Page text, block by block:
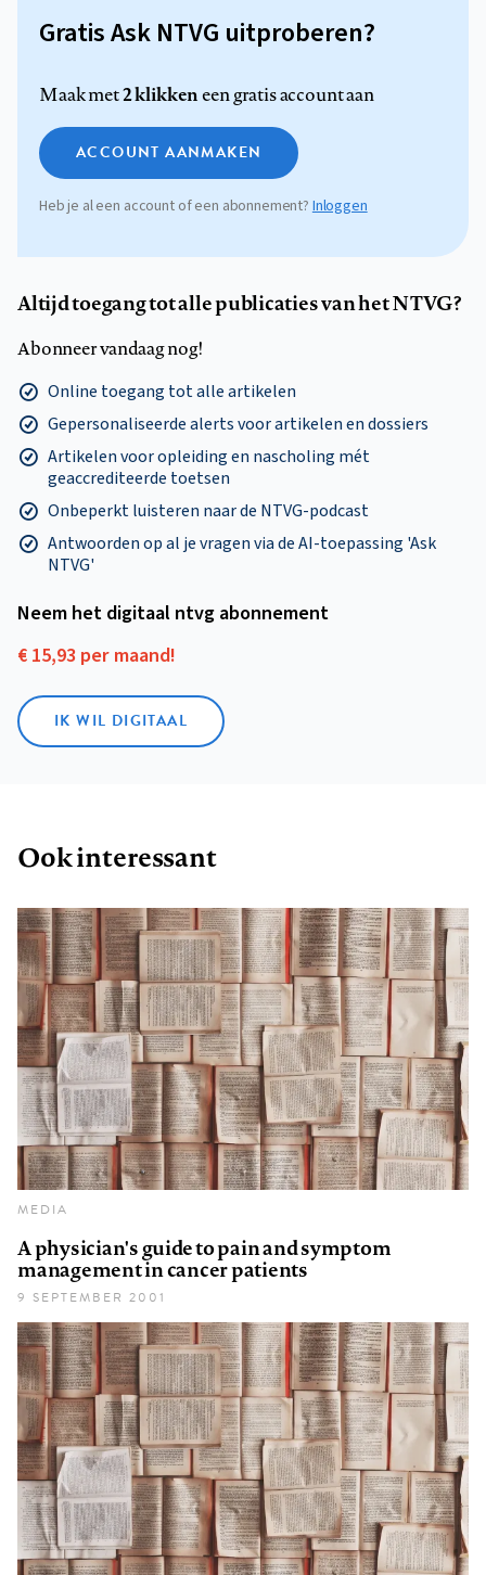
Gratis Ask NTVG uitproberen?
Maak met2 klikkeneen gratis account aan
ACCOUNT AANMAKEN
Heb je al een account of een abonnement? Inloggen
Altijd toegang tot alle publicaties van het NTVG?
Abonneer vandaag nog!
Online toegang tot alle artikelen
Gepersonaliseerde alerts voor artikelen en dossiers
Artikelen voor opleiding en nascholing mét
geaccrediteerde toetsen
Onbeperkt luisteren naar de NTVG-podcast
Antwoorden op al je vragen via de AI-toepassing 'Ask
NTVG'
Neem het digitaal ntvg abonnement
€ 15,93 per maand!
IK WIL DIGITAAL
Ook interessant
MEDIA
A physician's guide to pain and symptom
management in cancer patients
9 SEPTEMBER 2001